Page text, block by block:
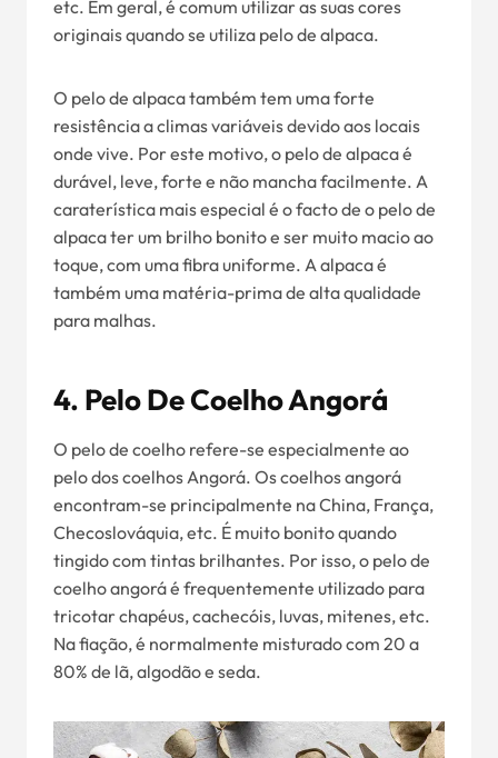
etc. Em geral, é comum utilizar as suas cores
originais quando se utiliza pelo de alpaca.
O pelo de alpaca também tem uma forte
resistência a climas variáveis devido aos locais
onde vive. Por este motivo, o pelo de alpaca é
durável, leve, forte e não mancha facilmente. A
caraterística mais especial é o facto de o pelo de
alpaca ter um brilho bonito e ser muito macio ao
toque, com uma fibra uniforme. A alpaca é
também uma matéria-prima de alta qualidade
para malhas.
4. Pelo De Coelho Angorá
O pelo de coelho refere-se especialmente ao
pelo dos coelhos Angorá. Os coelhos angorá
encontram-se principalmente na China, França,
Checoslováquia, etc. É muito bonito quando
tingido com tintas brilhantes. Por isso, o pelo de
coelho angorá é frequentemente utilizado para
tricotar chapéus, cachecóis, luvas, mitenes, etc.
Na fiação, é normalmente misturado com 20 a
80% de lã, algodão e seda.